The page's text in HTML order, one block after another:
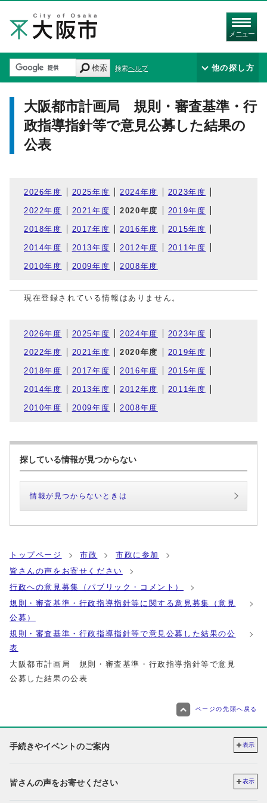
メニュー
検索 検索ヘルプ 他の探し方
大阪都市計画局 規則・審査基準・行
政指導指針等で意見公募した結果の
公表
2026年度 2025年度 2024年度 2023年度
2022年度 2021年度 2020年度 2019年度
2018年度 2017年度 2016年度 2015年度
2014年度 2013年度 2012年度 2011年度
2010年度 2009年度 2008年度
現在登録されている情報はありません。
2026年度 2025年度 2024年度 2023年度
2022年度 2021年度 2020年度 2019年度
2018年度 2017年度 2016年度 2015年度
2014年度 2013年度 2012年度 2011年度
2010年度 2009年度 2008年度
探している情報が見つからない
情報が見つからないときは
トップページ 市政
市政に参加
皆さんの声をお寄せください
行政への意見募集（パブリック・コメント）
規則・審査基準・行政指導指針等に関する意見募集（意見
公募）
規則・審査基準・行政指導指針等で意見公募した結果の公
表
大阪都市計画局 規則・審査基準・行政指導指針等で意見
公募した結果の公表
ページの先頭へ戻る
手続きやイベントのご案内 表示
皆さんの声をお寄せください 表示